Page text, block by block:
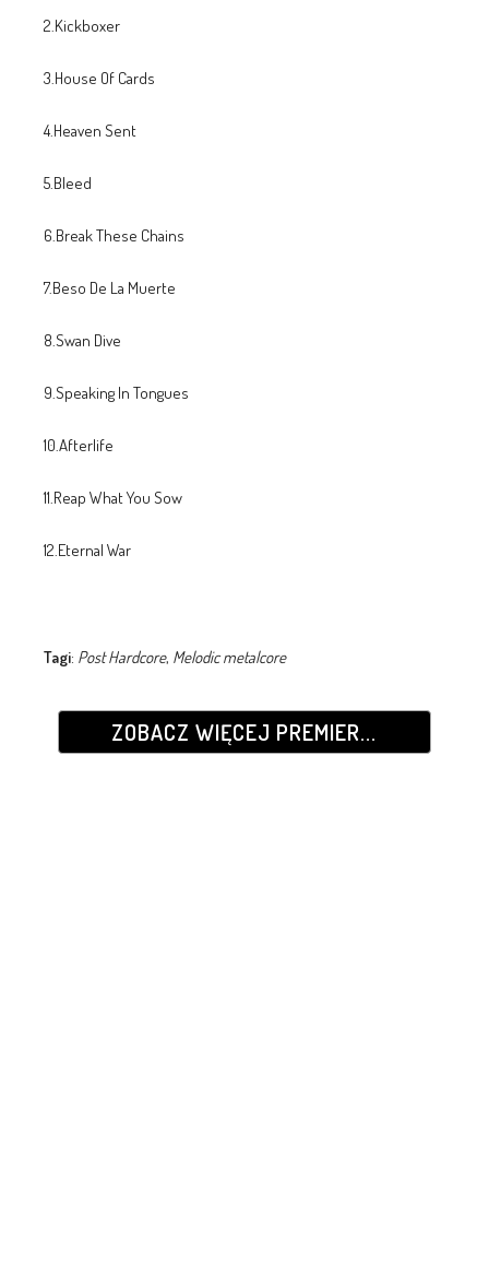
2.Kickboxer
3.House Of Cards
4.Heaven Sent
5.Bleed
6.Break These Chains
7.Beso De La Muerte
8.Swan Dive
9.Speaking In Tongues
10.Afterlife
11.Reap What You Sow
12.Eternal War
Tagi: Post Hardcore, Melodic metalcore
ZOBACZ WIĘCEJ PREMIER...